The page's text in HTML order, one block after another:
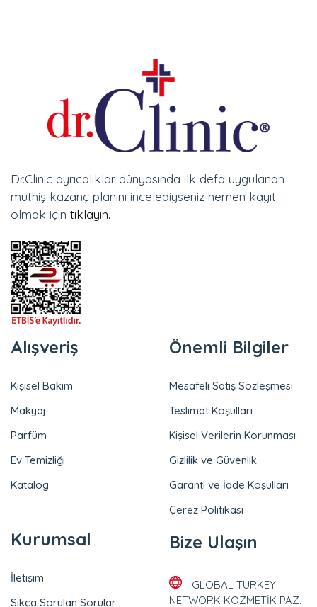
Dr.Clinic ayrıcalıklar dünyasında ilk defa uygulanan
müthiş kazanç planını incelediyseniz hemen kayıt
olmak için tıklayın.
Alışveriş
Kişisel Bakım
Makyaj
Parfüm
Ev Temizliği
Katalog
Önemli Bilgiler
Mesafeli Satış Sözleşmesi
Teslimat Koşulları
Kişisel Verilerin Korunması
Gizlilik ve Güvenlik
Garanti ve İade Koşulları
Çerez Politikası
Kurumsal
İletişim
Sıkça Sorulan Sorular
Bize Ulaşın
GLOBAL TURKEY
NETWORK KOZMETİK PAZ.